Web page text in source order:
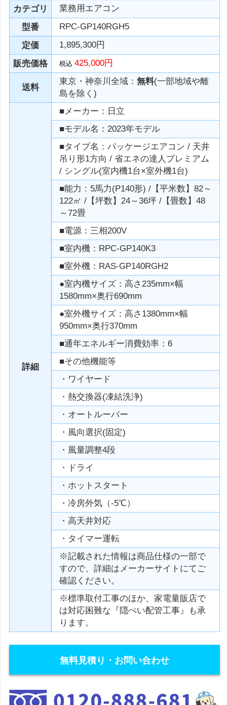
カテゴリ
業務用エアコン
型番
RPC-GP140RGH5
定価
1,895,300円
販売価格
税込425,000円
送料
東京・神奈川全域：無料(一部地域や離
島を除く)
詳細
■メーカー：日立
■モデル名：2023年モデル
■タイプ名：パッケージエアコン / 天井
吊り形1方向 / 省エネの達人プレミアム
/ シングル(室内機1台×室外機1台)
■能力：5馬力(P140形) /【平米数】82～
122㎡ /【坪数】24～36坪 /【畳数】48
～72畳
■電源：三相200V
■室内機：RPC-GP140K3
■室外機：RAS-GP140RGH2
●室内機サイズ：高さ235mm×幅
1580mm×奥行690mm
●室外機サイズ：高さ1380mm×幅
950mm×奥行370mm
■通年エネルギー消費効率：6
■その他機能等
・ワイヤード
・熱交換器(凍結洗浄)
・オートルーバー
・風向選択(固定)
・風量調整4段
・ドライ
・ホットスタート
・冷房外気（-5℃）
・高天井対応
・タイマー運転
※記載された情報は商品仕様の一部で
すので、詳細はメーカーサイトにてご
確認ください。
※標準取付工事のほか、家電量販店で
は対応困難な『隠ぺい配管工事』も承
ります。
無料見積り・お問い合わせ